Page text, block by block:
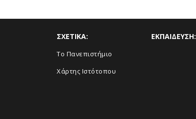
ΣΧΕΤΙΚΑ:
Το Πανεπιστήμιο
Χάρτης Ιστότοπου
ΕΚΠΑΙΔΕΥΣΗ: